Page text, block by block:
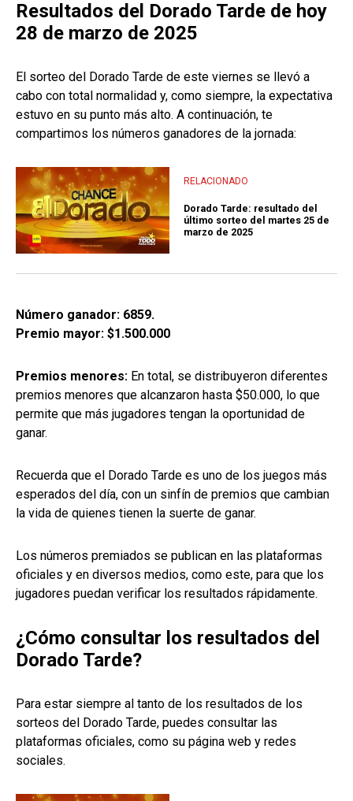
Resultados del Dorado Tarde de hoy
28 de marzo de 2025
El sorteo del Dorado Tarde de este viernes se llevó a
cabo con total normalidad y, como siempre, la expectativa
estuvo en su punto más alto. A continuación, te
compartimos los números ganadores de la jornada:
RELACIONADO
Dorado Tarde: resultado del
último sorteo del martes 25 de
marzo de 2025
Número ganador: 6859.
Premio mayor: $1.500.000
Premios menores: En total, se distribuyeron diferentes
premios menores que alcanzaron hasta $50.000, lo que
permite que más jugadores tengan la oportunidad de
ganar.
Recuerda que el Dorado Tarde es uno de los juegos más
esperados del día, con un sinfín de premios que cambian
la vida de quienes tienen la suerte de ganar.
Los números premiados se publican en las plataformas
oficiales y en diversos medios, como este, para que los
jugadores puedan verificar los resultados rápidamente.
¿Cómo consultar los resultados del
Dorado Tarde?
Para estar siempre al tanto de los resultados de los
sorteos del Dorado Tarde, puedes consultar las
plataformas oficiales, como su página web y redes
sociales.